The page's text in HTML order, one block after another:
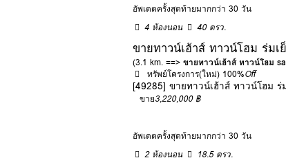
อัพเดตครั้งสุดท้ายมากกว่า 30 วัน
4 ห้องนอน
40 ตรว.
ขายทาวน์เฮ้าส์ ทาวน์โฮม ร่มเ
(3.1 km. ==> ขายทาวน์เฮ้าส์ ทาวน์โฮม
ทรัพย์โครงการ(ใหม่) 100%Off
[49285] ขายทาวน์เฮ้าส์ ทาวน์โฮม ร่
ขาย3,220,000 ฿
อัพเดตครั้งสุดท้ายมากกว่า 30 วัน
2 ห้องนอน
18.5 ตรว.